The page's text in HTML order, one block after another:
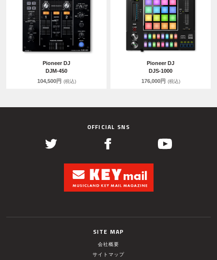
Pioneer DJ
DJM-450
104,500円 (税込)
Pioneer DJ
DJS-1000
176,000円 (税込)
OFFICIAL SNS
SITE MAP
会社概要
サイトマップ